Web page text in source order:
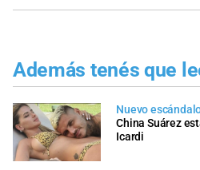
Además tenés que
Nuevo
China Suárez
Icardi